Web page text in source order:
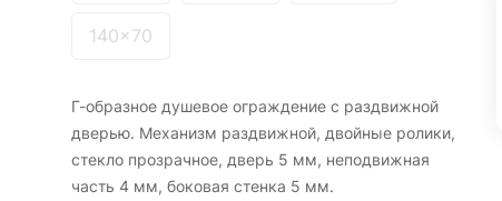
140x70
Г-образное душевое ограждение с раздвижной
дверью. Механизм раздвижной, двойные ролики,
стекло прозрачное, дверь 5 мм, неподвижная
часть 4 мм, боковая стенка 5 мм.